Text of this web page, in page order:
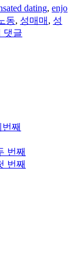
dating, enjo
동, 성매매 , 성
댓글
째
번째
번째